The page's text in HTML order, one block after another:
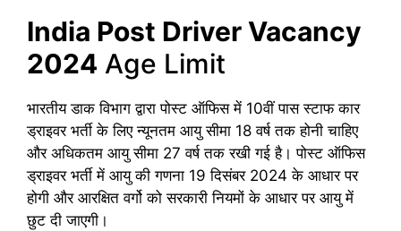
India Post Driver Vacancy
2024 Age Limit
भारतीय डाक विभाग द्वारा पोस्ट ऑफिस में 10वीं पास स्टाफ कार
ड्राइवर भर्ती के लिए न्यूनतम आयु सीमा 18 वर्ष तक होनी चाहिए
और अधिकतम आयु सीमा 27 वर्ष तक रखी गई है। पोस्ट ऑफिस
ड्राइवर भर्ती में आयु की गणना 19 दिसंबर 2024 के आधार पर
होगी और आरक्षित वर्गो को सरकारी नियमों के आधार पर आयु में
छुट दी जाएगी।